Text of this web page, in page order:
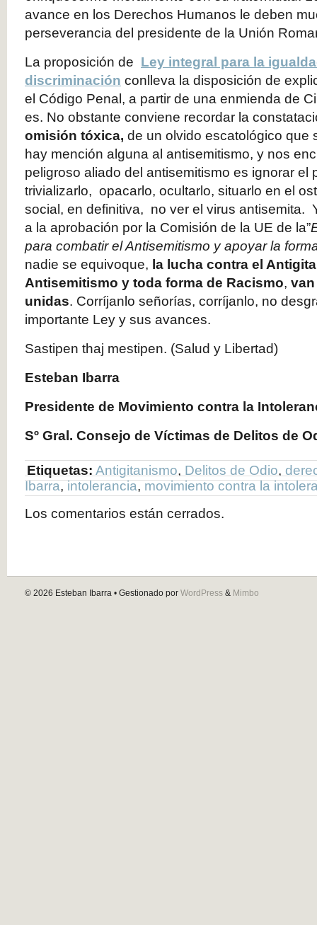
avance en los Derechos Humanos le deben
perseverancia del presidente de la Unión
La proposición de Ley integral para la
discriminación conlleva la disposición de
el Código Penal, a partir de una enmienda de
es. No obstante conviene recordar la
omisión tóxica, de un olvido escatológico que
hay mención alguna al antisemitismo, y nos
peligroso aliado del antisemitismo es ignorar el
trivializarlo, opacarlo, ocultarlo, situarlo en el
social, en definitiva, no ver el virus antisemita.
a la aprobación por la Comisión de la UE de la”
para combatir el Antisemitismo y apoyar la
nadie se equivoque, la lucha contra el
Antisemitismo y toda forma de Racismo,
unidas. Corríjanlo señorías, corríjanlo, no
importante Ley y sus avances.
Sastipen thaj mestipen. (Salud y Libertad)
Esteban Ibarra
Presidente de Movimiento contra la
Sº Gral. Consejo de Víctimas de Delitos de
Etiquetas: Antigitanismo, Delitos de Odio,
Ibarra, intolerancia, movimiento contra la
Los comentarios están cerrados.
© 2026 Esteban Ibarra • Gestionado por WordPress & Mimbo